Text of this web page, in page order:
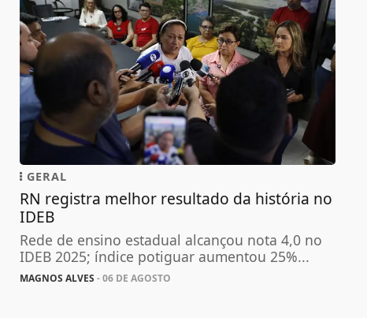
GERAL
RN registra melhor resultado da história no
IDEB
Rede de ensino estadual alcançou nota 4,0 no
IDEB 2025; índice potiguar aumentou 25%...
MAGNOS ALVES - 06 DE AGOSTO